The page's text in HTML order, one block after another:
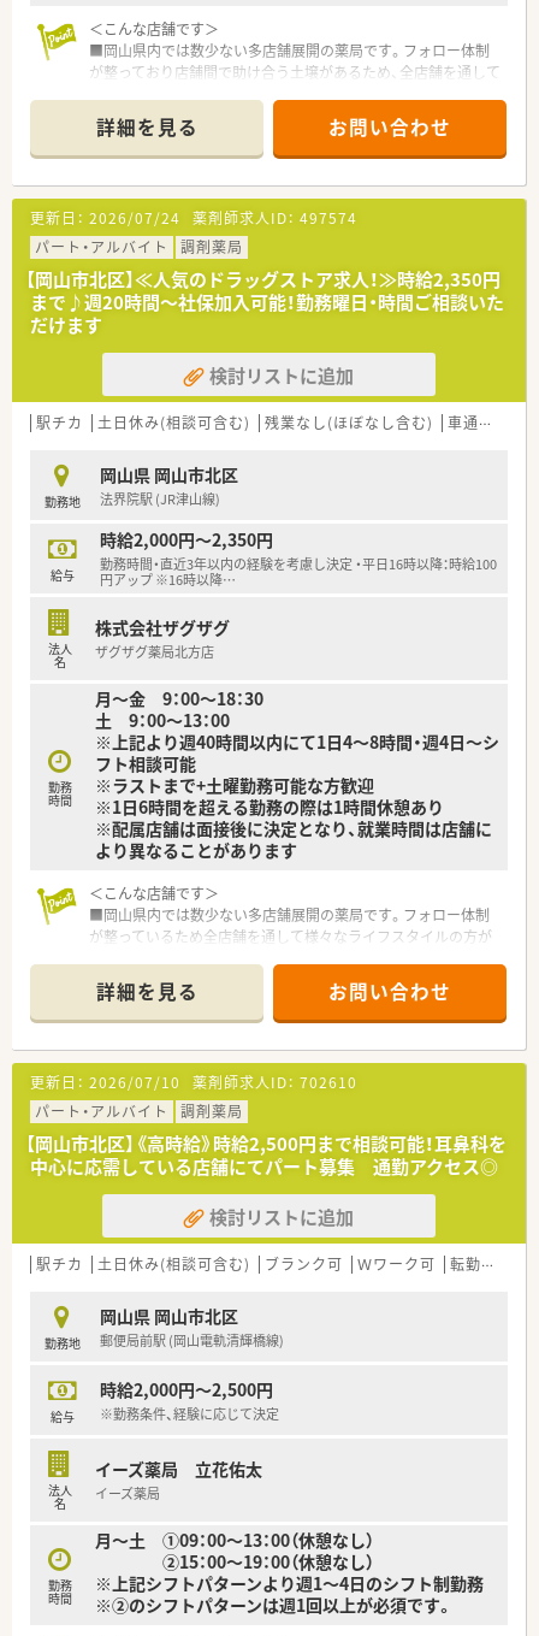
＜こんな店舗です＞
■岡山県内では数少ない多店舗展開の薬局です。フォロー体制
が整っており店舗間で助け合う土壌があるため、全店舗を通して
方も歓迎！
■最寄り駅より徒歩12分。ドラッグストアならではの広々とし
た駐車場もついており、マイカー通勤が便利な立地です。
■隣接する医院より耳鼻科や眼科応需しているほか、広域からも
処方箋応需しています。お買い物に来られたお客様からの相談
を受けるのもドラッグストア併設店ならではの魅力です。
＜会社の特徴＞
■中四国に200店舗以上展開する大手ドラッグストアです。さら
に増加中で成長性がある企業です。
■近年、関西方面にも店舗展開をしています。
■ドラッグストア併設調剤薬局を40店舗以上展開。
■店舗拡大に伴いキャリアアップできるポジションが多数あり！
頑張り次第で高給与も可能！
■日用品から医薬品・化粧品まで、従業員割引制度など支出を減
■「暮らしに役立つことなら何でも取り組もう」をモットーに、
認知症カフェなどの地域貢献活動を行っています。
■設備機器を全店舗統一しており、分包機・軟膏ねり機・PTP除包
機の他にバーコード照合監査システムを全店に導入していま
す。
■月3日まで希望休を出すことが出来るため、プライベートの予
定が立てやすい環境が整っています。
以外の取組に参加することができます。
■薬剤師の人員配置については、1人当たりの処方箋枚数が1日
余裕をもった人員配置で患者さまの対応にしっかりと時間を
使うことができます。
＜こんな方にオススメ＞
■調剤業務をメインとし服薬指導とともにOTC商材の提案もし
たい方
■生活に密着したアドバイスができる薬剤師になりたい方
■調剤業務とOTC業務の両方に興味があり、薬剤師としての幅を
■店舗の皆で目標に向かってがんばりたい方
詳細を見る お問い合わせ
更新日： 2026/07/24 薬剤師求人ID： 497574
パート・アルバイト
調剤薬局
【岡山市北区】≪人気のドラッグストア求人！≫時給2,350円
まで♪週20時間～社保加入可能！勤務曜日・時間ご相談いた
だけます
検討リストに追加
駅チカ 土日休み(相談可含む) 残業なし(ほぼなし含む) 車通勤可
勤務地
岡山県 岡山市北区
法界院駅 (JR津山線)
給与
時給2,000円～2,350円
勤務時間・直近3年以内の経験を考慮し決定 ・平日16時以降：時給100
円アップ ※16時以降…
法人
名
株式会社ザグザグ
ザグザグ薬局北方店
勤務
時間
月～金 9：00～18：30
土 9：00～13：00
※上記より週40時間以内にて1日4～8時間・週4日～シ
フト相談可能
※ラストまで+土曜勤務可能な方歓迎
※1日6時間を超える勤務の際は1時間休憩あり
※配属店舗は面接後に決定となり、就業時間は店舗に
より異なることがあります
＜こんな店舗です＞
■岡山県内では数少ない多店舗展開の薬局です。フォロー体制
が整っているため全店舗を通して様々なライフスタイルの方が
■法界院駅徒歩圏内！マイカー通勤はもちろんJR通勤も便利な
立地です。
■広域より応需しています。お買い物に来られたお客様からの
相談を受けるのもドラッグストア併設店ならではの魅力です。
＜会社の特徴＞
■中四国に200店舗以上展開する大手ドラッグストアです。さら
に増加中で成長性がある企業です。
■近年、関西方面にも店舗展開をしています。
■ドラッグストア併設調剤薬局を40店舗以上展開。
■店舗拡大に伴いキャリアアップできるポジションが多数あり！
頑張り次第で高給与も可能！
■日用品から医薬品・化粧品まで、従業員割引制度など支出を減
らせる嬉しいメリットもたくさんあります！
認知症カフェなどの地域貢献活動を行っています。
■設備機器を全店舗統一しており、分包機・軟膏ねり機・PTP除包
機の他にバーコード照合監査システムを全店に導入していま
■月3日まで希望休を出すことが出来るため、プライベートの予
定が立てやすい環境が整っています。
以外の取組に参加することができます。
■薬剤師の人員配置については、1人当たりの処方箋枚数が1日
20～25枚程度になるように配置されてます。
使うことができます。
＜こんな方にオススメ＞
■調剤業務をメインとし服薬指導とともにOTC商材の提案もし
詳細を見る お問い合わせ
更新日： 2026/07/10 薬剤師求人ID： 702610
パート・アルバイト
調剤薬局
【岡山市北区】《高時給》時給2,500円まで相談可能！耳鼻科を
中心に応需している店舗にてパート募集 通勤アクセス◎
検討リストに追加
駅チカ 土日休み(相談可含む) ブランク可 Ｗワーク可 転勤なし
勤務地
岡山県 岡山市北区
郵便局前駅 (岡山電軌清輝橋線)
給与
時給2,000円～2,500円
※勤務条件、経験に応じて決定
法人
名
イーズ薬局 立花佑太
イーズ薬局
勤務
時間
月～土 ①09：00～13：00（休憩なし）
②15：00～19：00（休憩なし）
※上記シフトパターンより週1～4日のシフト制勤務
※②のシフトパターンは週1回以上が必須です。